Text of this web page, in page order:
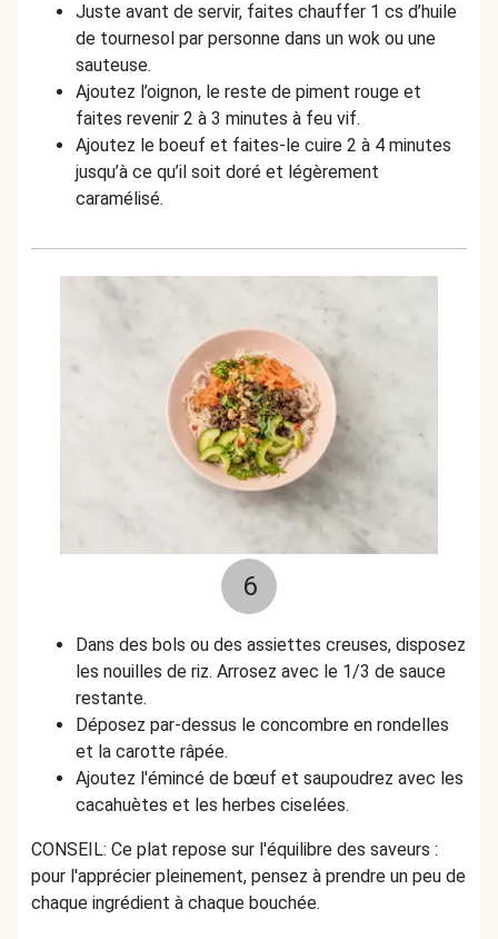
Juste avant de servir, faites chauffer 1 cs d’huile
de tournesol par personne dans un wok ou une
sauteuse.
Ajoutez l’oignon, le reste de piment rouge et
faites revenir 2 à 3 minutes à feu vif.
Ajoutez le boeuf et faites-le cuire 2 à 4 minutes
jusqu’à ce qu’il soit doré et légèrement
caramélisé.
6
Dans des bols ou des assiettes creuses, disposez
les nouilles de riz. Arrosez avec le 1/3 de sauce
restante.
Déposez par-dessus le concombre en rondelles
et la carotte râpée.
Ajoutez l'émincé de bœuf et saupoudrez avec les
cacahuètes et les herbes ciselées.
CONSEIL: Ce plat repose sur l'équilibre des saveurs :
pour l'apprécier pleinement, pensez à prendre un peu de
chaque ingrédient à chaque bouchée.